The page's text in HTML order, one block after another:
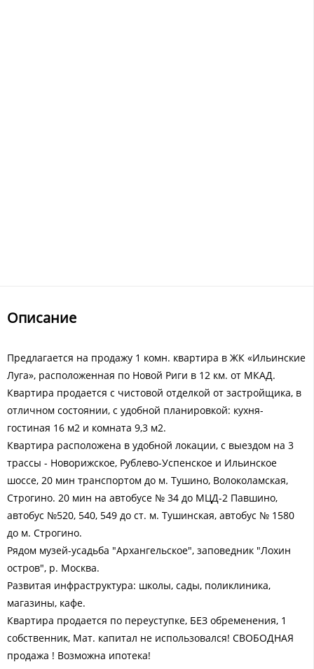
Описание
Предлагается на продажу 1 комн. квартира в ЖК «Ильинские
Луга», расположенная по Новой Риги в 12 км. от МКАД.
Квартира продается с чистовой отделкой от застройщика, в
отличном состоянии, с удобной планировкой: кухня-
гостиная 16 м2 и комната 9,3 м2.
Квартира расположена в удобной локации, с выездом на 3
трассы - Новорижское, Рублево-Успенское и Ильинское
шоссе, 20 мин транспортом до м. Тушино, Волоколамская,
Строгино. 20 мин на автобусе № 34 до МЦД-2 Павшино,
автобус №520, 540, 549 до ст. м. Тушинская, автобус № 1580
до м. Строгино.
Рядом музей-усадьба "Архангельское", заповедник "Лохин
остров", р. Москва.
Развитая инфраструктура: школы, сады, поликлиника,
магазины, кафе.
Квартира продается по переуступке, БЕЗ обременения, 1
собственник, Мат. капитал не использовался! СВОБОДНАЯ
продажа ! Возможна ипотека!